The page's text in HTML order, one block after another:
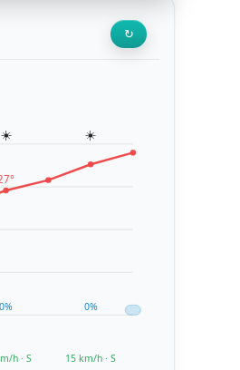
↻
0% 0%
☀️
h · S
☀️
15 km/h · S